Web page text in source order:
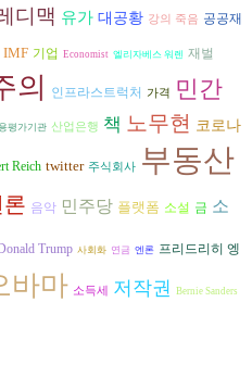
디맥 유가 대공황 강의 죽음 공공재
IMF 기업 Economist 엘리자베스 워렌 재벌
의 인프라스트럭처 가격
민간
평가기관 산업은행 책 노무현 코로나
Reich twitter 주식회사 부동산
론 음악 민주당 플랫폼 소설 금 소
Trump 사회화 연금 엔론 프리드리히 엥
바마 소득세 저작권 Bernie Sanders